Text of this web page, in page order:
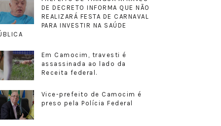
DE DECRETO INFORMA QUE NÃO
REALIZARÁ FESTA DE CARNAVAL
PARA INVESTIR NA SAÚDE
Em Camocim, travesti é
assassinada ao lado da
Receita federal.
Vice-prefeito de Camocim é
preso pela Polícia Federal